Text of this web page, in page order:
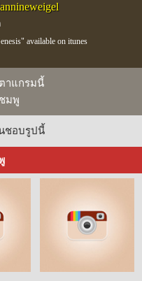
available on itunes
าแกรมนี้
มพู
ชอบรูปนี้